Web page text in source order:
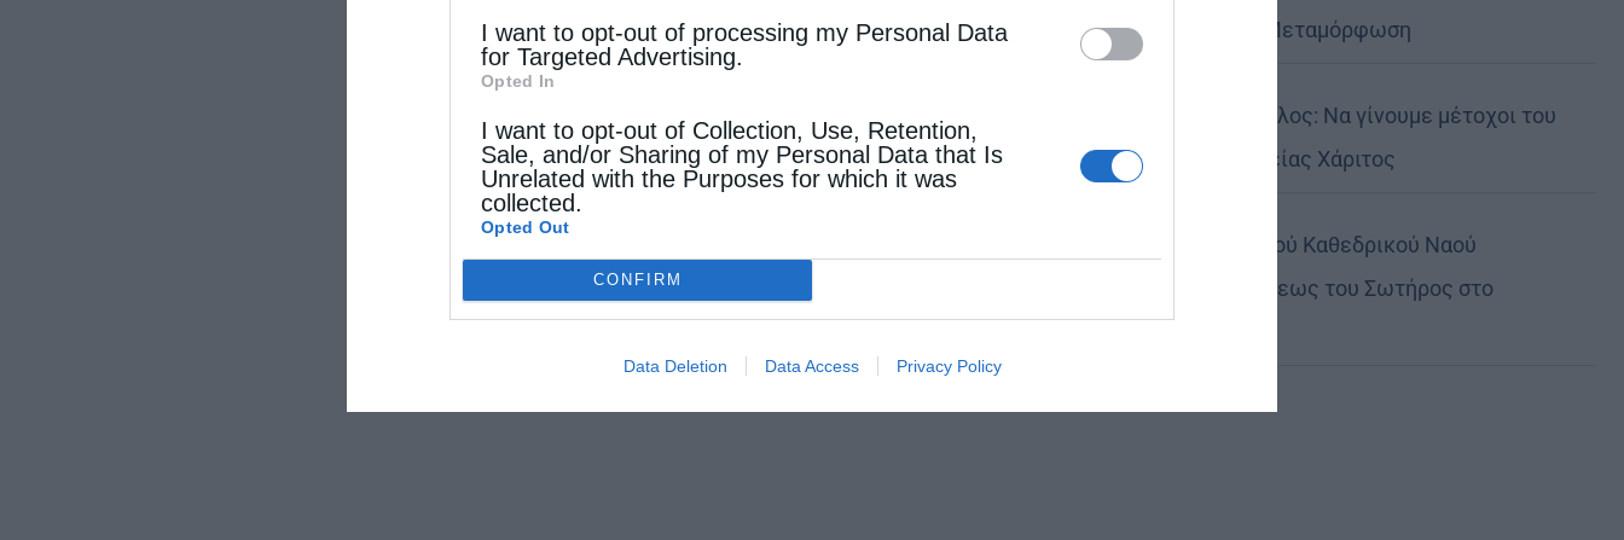
I want to opt-out of processing my Personal Data
for Targeted Advertising.
Opted In
I want to opt-out of Collection, Use, Retention,
Sale, and/or Sharing of my Personal Data that Is
Unrelated with the Purposes for which it was
collected.
Opted Out
CONFIRM
Data Deletion Data Access Privacy Policy
στον Βόλο η Μεταμόρφωση
Κορίνθου Παύλος: Να γίνουμε μέτοχοι του
φωτός της Θείας Χάριτος
Πανήγυρη Ιερού Καθεδρικού Ναού
Μεταμορφώσεως του Σωτήρος στο